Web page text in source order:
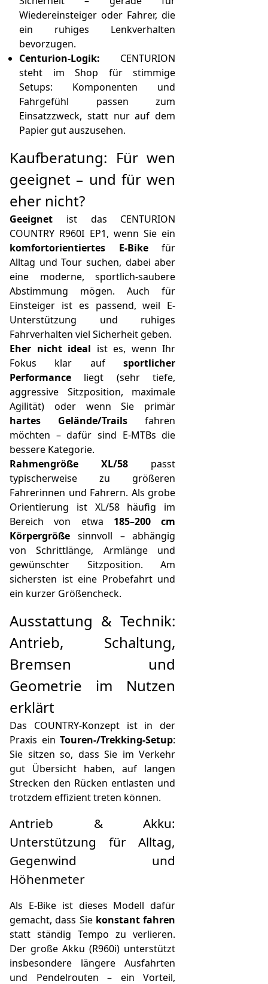
Wiedereinsteiger oder Fahrer, die
ein ruhiges Lenkverhalten
bevorzugen.
Centurion-Logik: CENTURION
steht im Shop für stimmige
Setups: Komponenten und
Fahrgefühl passen zum
Einsatzzweck, statt nur auf dem
Papier gut auszusehen.
Kaufberatung: Für wen
geeignet – und für wen
eher nicht?
Geeignet ist das CENTURION
COUNTRY R960I EP1, wenn Sie ein
komfortorientiertes E-Bikefür
Alltag und Tour suchen, dabei aber
eine moderne, sportlich-saubere
Abstimmung mögen. Auch für
Einsteiger ist es passend, weil E-
Unterstützung und ruhiges
Fahrverhalten viel Sicherheit geben.
Eher nicht ideal ist es, wenn Ihr
Fokus klar aufsportlicher
Performance liegt (sehr tiefe,
aggressive Sitzposition, maximale
Agilität) oder wenn Sie primär
hartes Gelände/Trails fahren
möchten – dafür sind E-MTBs die
bessere Kategorie.
Rahmengröße XL/58 passt
typischerweise zu größeren
Fahrerinnen und Fahrern. Als grobe
Orientierung ist XL/58 häufig im
Bereich von etwa 185–200 cm
Körpergröße sinnvoll – abhängig
von Schrittlänge, Armlänge und
gewünschter Sitzposition. Am
sichersten ist eine Probefahrt und
ein kurzer Größencheck.
Ausstattung & Technik:
Antrieb, Schaltung,
Bremsen und
Geometrie im Nutzen
erklärt
Das COUNTRY-Konzept ist in der
Praxis einTouren-/Trekking-Setup:
Sie sitzen so, dass Sie im Verkehr
gut Übersicht haben, auf langen
Strecken den Rücken entlasten und
trotzdem effizient treten können.
Antrieb & Akku:
Unterstützung für Alltag,
Gegenwind und
Höhenmeter
Als E-Bike ist dieses Modell dafür
gemacht, dass Sie konstant fahren
statt ständig Tempo zu verlieren.
Der große Akku (R960i) unterstützt
insbesondere längere Ausfahrten
und Pendelrouten – ein Vorteil,